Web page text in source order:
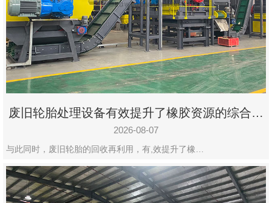
态
联
系
郑
州
市
九
设
有
限
废旧轮胎处理设备有效提升了橡胶资源的综合利
用率
2026-08-07
与此同时，废旧轮胎的回收再利用，有,效提升了橡…